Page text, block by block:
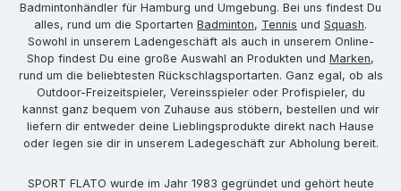
Badmintonhändler für Hamburg und Umgebung. Bei uns findest Du
alles, rund um die Sportarten Badminton, Tennis und Squash.
Sowohl in unserem Ladengeschäft als auch in unserem Online-
Shop findest Du eine große Auswahl an Produkten und Marken,
rund um die beliebtesten Rückschlagsportarten. Ganz egal, ob als
Outdoor-Freizeitspieler, Vereinsspieler oder Profispieler, du
kannst ganz bequem von Zuhause aus stöbern, bestellen und wir
liefern dir entweder deine Lieblingsprodukte direkt nach Hause
oder legen sie dir in unserem Ladegeschäft zur Abholung bereit.
SPORT FLATO wurde im Jahr 1983 gegründet und gehört heute